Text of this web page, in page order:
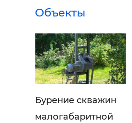
Объекты
Бурение скважин
малогабаритной